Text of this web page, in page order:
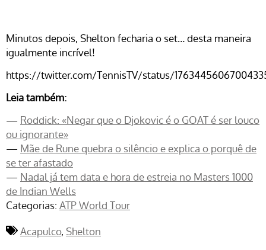
Minutos depois, Shelton fecharia o set… desta maneira
igualmente incrível!
https://twitter.com/TennisTV/status/
Leia também:
— Roddick: «Negar que o Djokovic é o GOAT é ser louco
ou ignorante»
— Mãe de Rune quebra o silêncio e explica o porquê de
se ter afastado
— Nadal já tem data e hora de estreia no Masters 1000
de Indian Wells
Categorias: ATP World Tour
Acapulco Shelton